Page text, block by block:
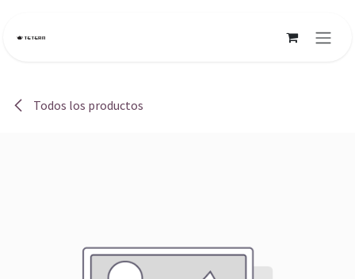
Todos los productos